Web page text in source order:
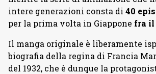
intere generazioni consta di 40
per la prima volta in Giappone fra il
Il manga originale è liberamente
biografia della regina di Francia
del 1932, che è dunque la